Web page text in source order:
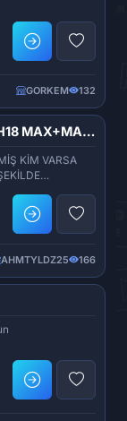
GORKEM 132
MAX EKİPMAN!! MAX KAHRAMAN!! TH18 MAX+MAX HESAP!!
KİM VARSA
AHMTYLDZ25 166